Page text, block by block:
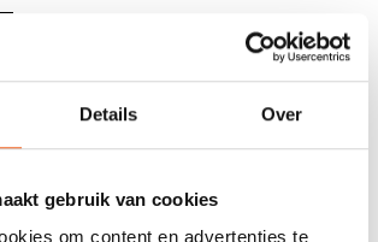
Details Over
gebruik van cookies
om content en advertenties te
2 banden per zijkant +
schouderbanden